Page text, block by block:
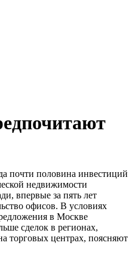
почти половина инвестиций
недвижимости
впервые за пять лет
офисов. В условиях
в Москве
сделок в регионах,
торговых центрах, поясняют